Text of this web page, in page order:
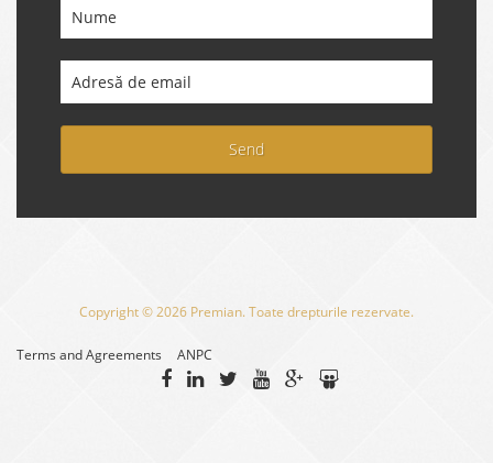
Send
Copyright © 2026 Premian. Toate drepturile rezervate.
Terms and Agreements ANPC